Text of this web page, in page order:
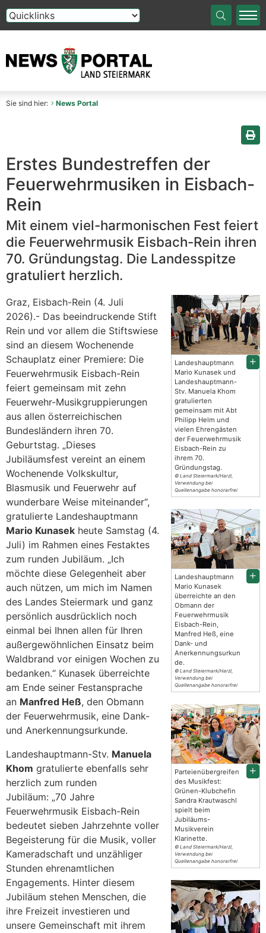
Die Auswahl einer Option im Select-Element führt auf
Sie sind hier: News Portal
Erstes Bundestreffen der
Feuerwehrmusiken in Eisbach-
Rein
Mit einem viel-harmonischen Fest feiert
die Feuerwehrmusik Eisbach-Rein ihren
70. Gründungstag. Die Landesspitze
gratuliert herzlich.
Landeshauptmann
Mario Kunasek und
Landeshauptmann-
Stv. Manuela Khom
gratulierten
gemeinsam mit Abt
Philipp Helm und
vielen Ehrengästen
der Feuerwehrmusik
Eisbach-Rein zu
ihrem 70.
Gründungstag.
© Land Steiermark/Harzl,
Verwendung bei
Quellenangabe honorarfrei
Landeshauptmann
Mario Kunasek
überreichte an den
Obmann der
Feuerwehrmusik
Eisbach-Rein,
Manfred Heß, eine
Dank- und
Anerkennungsurkun
de.
© Land Steiermark/Harzl,
Verwendung bei
Quellenangabe honorarfrei
Parteienübergreifen
des Musikfest:
Grünen-Klubchefin
Sandra Krautwaschl
spielt beim
Jubiläums-
Musikverein
Klarinette.
© Land Steiermark/Harzl,
Verwendung bei
Quellenangabe honorarfrei
Graz, Eisbach-Rein (4. Juli
2026).- Das beeindruckende Stift
Rein und vor allem die Stiftswiese
sind an diesem Wochenende
Schauplatz einer Premiere: Die
Feuerwehrmusik Eisbach-Rein
feiert gemeinsam mit zehn
Feuerwehr-Musikgruppierungen
aus allen österreichischen
Bundesländern ihren 70.
Geburtstag. „Dieses
Jubiläumsfest vereint an einem
Wochenende Volkskultur,
Blasmusik und Feuerwehr auf
wunderbare Weise miteinander“,
gratulierte Landeshauptmann
Mario Kunasek heute Samstag (4.
Juli) im Rahmen eines Festaktes
zum runden Jubiläum. „Ich
möchte diese Gelegenheit aber
auch nützen, um mich im Namen
des Landes Steiermark und ganz
persönlich ausdrücklich noch
einmal bei Ihnen allen für Ihren
außergewöhnlichen Einsatz beim
Waldbrand vor einigen Wochen zu
bedanken.“ Kunasek überreichte
am Ende seiner Festansprache
an Manfred Heß, den Obmann
der Feuerwehrmusik, eine Dank-
und Anerkennungsurkunde.
Landeshauptmann-Stv. Manuela
Khom gratulierte ebenfalls sehr
herzlich zum runden
Jubiläum: „70 Jahre
Feuerwehrmusik Eisbach-Rein
bedeutet sieben Jahrzehnte voller
Begeisterung für die Musik, voller
Kameradschaft und unzähliger
Stunden ehrenamtlichen
Engagements. Hinter diesem
Jubiläum stehen Menschen, die
ihre Freizeit investieren und
unsere Gemeinschaft mit ihrem